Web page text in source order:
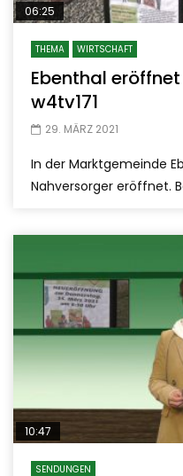
06:25
THEMA WIRTSCHAFT
Ebenthal
w4tv171
29. MÄRZ 2021
In der Marktgemeinde
Nahversorger eröffnet.
10:47
SENDUNGEN